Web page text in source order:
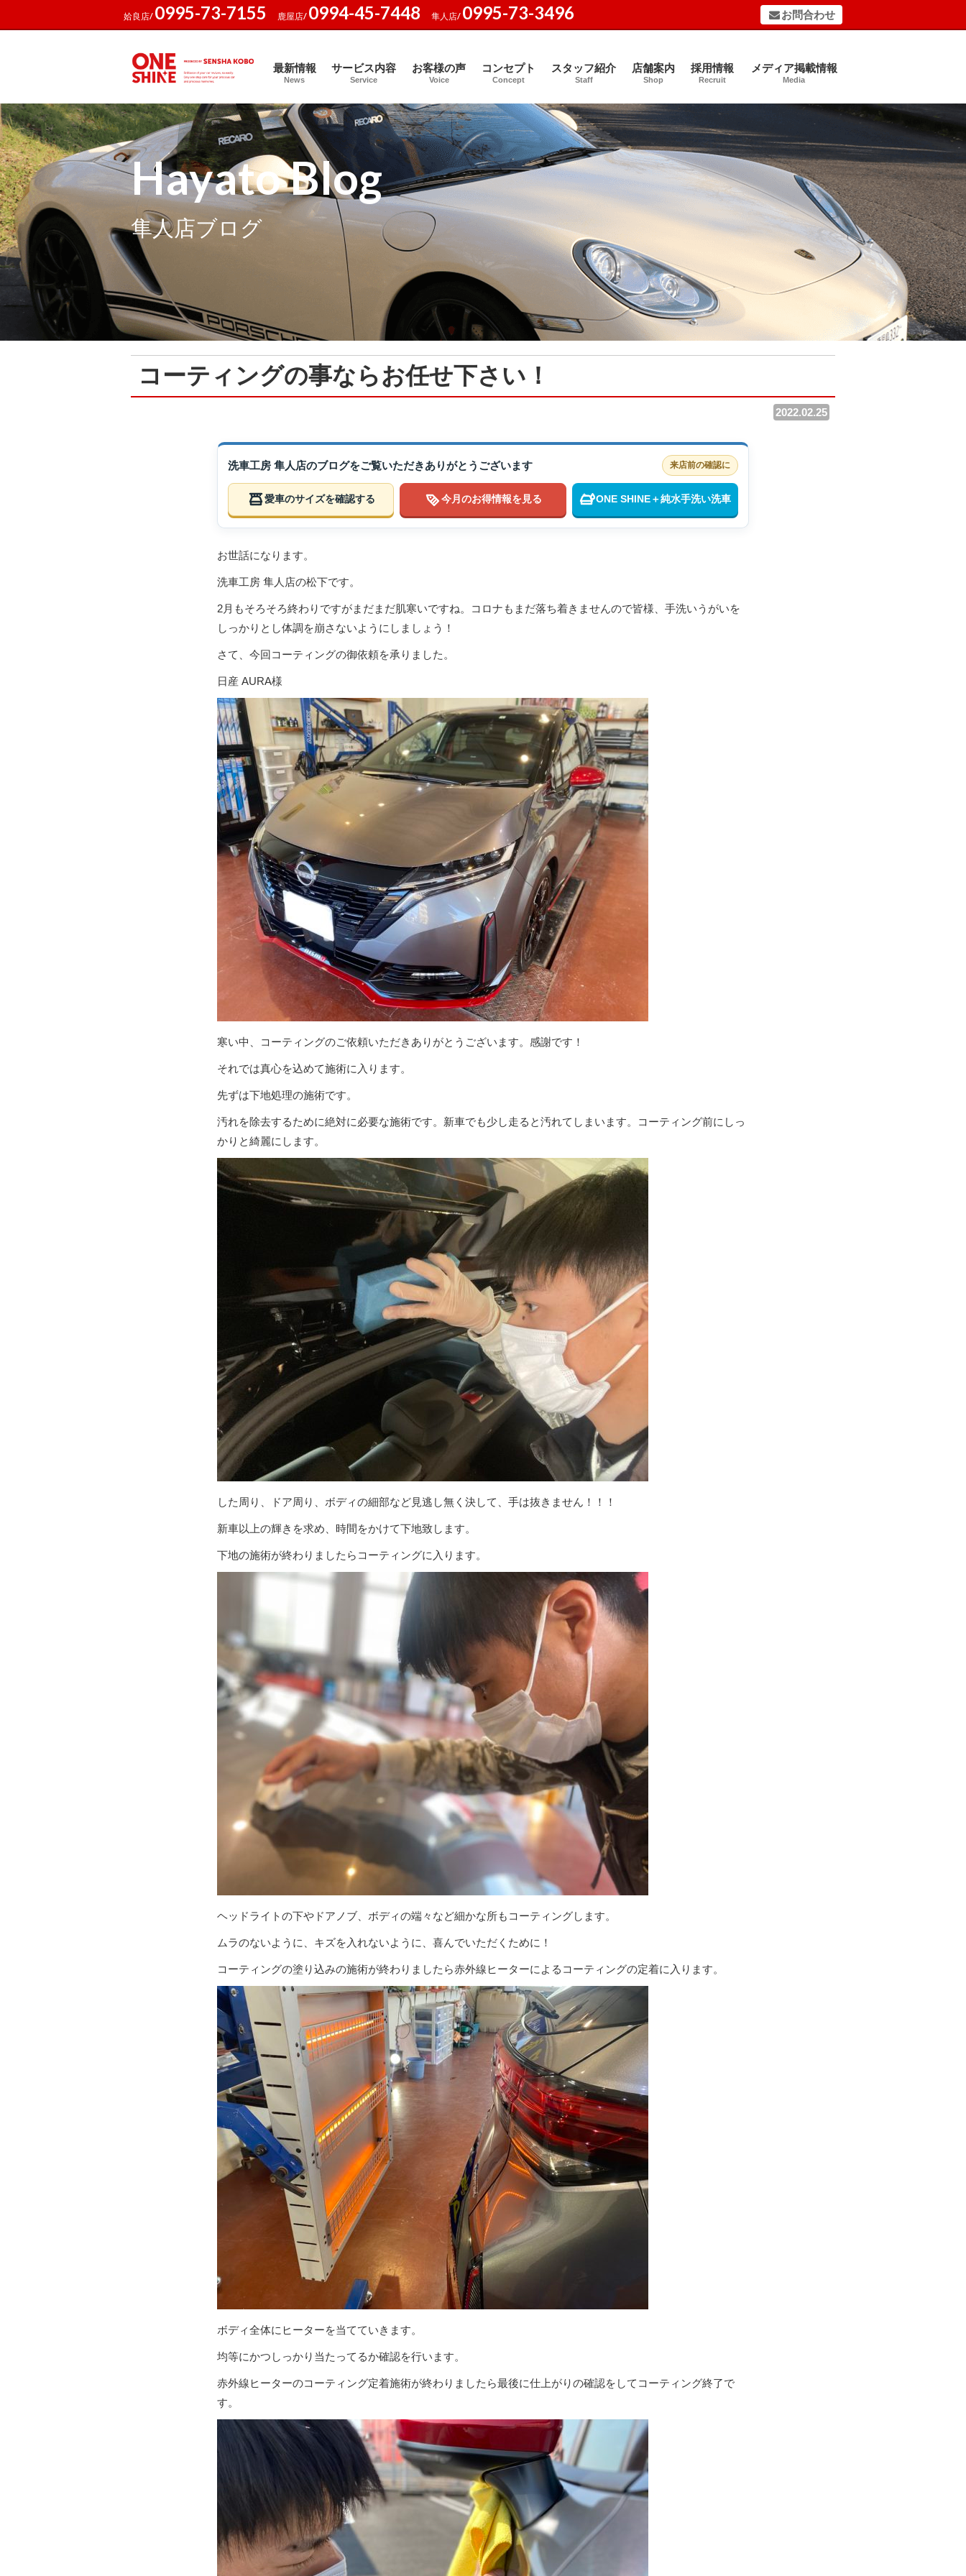
姶良店/ 0995-73-7155 鹿屋店/ 0994-45-7448 隼人店/ 0995-73-3496 お問合わせ
最新情報
News
サービス内容
Service
お客様の声
Voice
コンセプト
Concept
スタッフ紹介
Staff
店舗案内
Shop
採用情報
Recruit
メディア掲載情報
Media
Hayato Blog
隼人店ブログ
コーティングの事ならお任せ下さい！
2022.02.25
洗車工房 隼人店のブログをご覧いただきありがとうございます 来店前の確認に
愛車のサイズを確認する 今月のお得情報を見る ONE SHINE＋純水手洗い洗車
お世話になります。
洗車工房 隼人店の松下です。
2月もそろそろ終わりですがまだまだ肌寒いですね。コロナもまだ落ち着きませんので皆様、手洗いうがいを
しっかりとし体調を崩さないようにしましょう！
さて、今回コーティングの御依頼を承りました。
日産 AURA様
寒い中、コーティングのご依頼いただきありがとうございます。感謝です！
それでは真心を込めて施術に入ります。
先ずは下地処理の施術です。
汚れを除去するために絶対に必要な施術です。新車でも少し走ると汚れてしまいます。コーティング前にしっ
かりと綺麗にします。
した周り、ドア周り、ボディの細部など見逃し無く決して、手は抜きません！！！
新車以上の輝きを求め、時間をかけて下地致します。
下地の施術が終わりましたらコーティングに入ります。
ヘッドライトの下やドアノブ、ボディの端々など細かな所もコーティングします。
ムラのないように、キズを入れないように、喜んでいただくために！
コーティングの塗り込みの施術が終わりましたら赤外線ヒーターによるコーティングの定着に入ります。
ボディ全体にヒーターを当てていきます。
均等にかつしっかり当たってるか確認を行います。
赤外線ヒーターのコーティング定着施術が終わりましたら最後に仕上がりの確認をしてコーティング終了で
す。